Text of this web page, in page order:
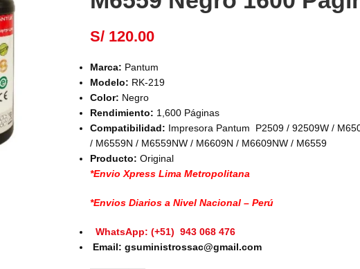
S/ 120.00
Marca: Pantum
Modelo: RK-219
Color: Negro
Rendimiento: 1,600 Páginas
Compatibilidad: Impresora Pantum P2509 / 92509W /
/ M6559N / M6559NW / M6609N / M6609NW / M6559
Producto: Original
*Envio Xpress Lima Metropolitana
*Envios Diarios a Nivel Nacional – Perú
WhatsApp: (+51) 943 068 476
Email: gsuministrossac@gmail.com